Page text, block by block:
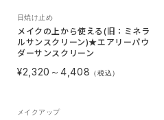
メイクの上から使える(旧：ミネラ
ルサンスクリーン)★エアリーパウ
ダーサンスクリーン
日焼け止め
¥2,320～4,408 （税込）
メイクアップ